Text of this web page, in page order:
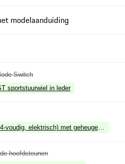
modelaanduiding
Switch
sportstuurwiel in leder
voudig, elektrisch) met geheugenpakket
hoofdsteunen